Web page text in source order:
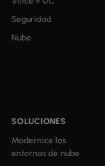
Seguridad
Nube
SOLUCIONES
Modernice los
entornos de nube